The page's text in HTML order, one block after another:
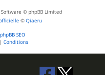
© phpBB Limited
© Qiaeru
phpBB SEO
| Conditions